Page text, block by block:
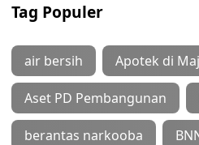
Tag Populer
air bersih Apotek di
Aset PD Pembangunan
berantas narkooba